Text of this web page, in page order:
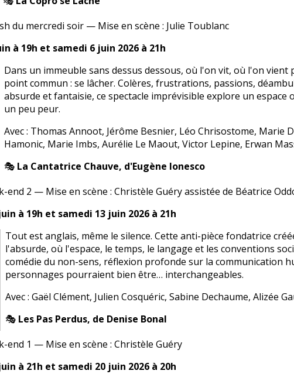
du mercredi soir — Mise en scène : Julie Toublanc
à 19h et samedi 6 juin 2026 à 21h
Dans un immeuble sans dessus dessous, où l'on vit, où l'on
point commun : se lâcher. Colères, frustrations, passions,
absurde et fantaisie, ce spectacle imprévisible explore un
un peu peur.
Avec : Thomas Annoot, Jérôme Besnier, Léo Chrisostome, Marie
Hamonic, Marie Imbs, Aurélie Le Maout, Victor Lepine, Erwan
🎭 La Cantatrice Chauve, d'Eugène Ionesco
end 2 — Mise en scène : Christèle Guéry assistée de Béatrice
à 19h et samedi 13 juin 2026 à 21h
Tout est anglais, même le silence. Cette anti-pièce fondatrice
l'absurde, où l'espace, le temps, le langage et les conventions
comédie du non-sens, réflexion profonde sur la communication
personnages pourraient bien être… interchangeables.
Avec : Gaël Clément, Julien Cosquéric, Sabine Dechaume, Alizée
🎭 Les Pas Perdus, de Denise Bonal
end 1 — Mise en scène : Christèle Guéry
à 21h et samedi 20 juin 2026 à 20h